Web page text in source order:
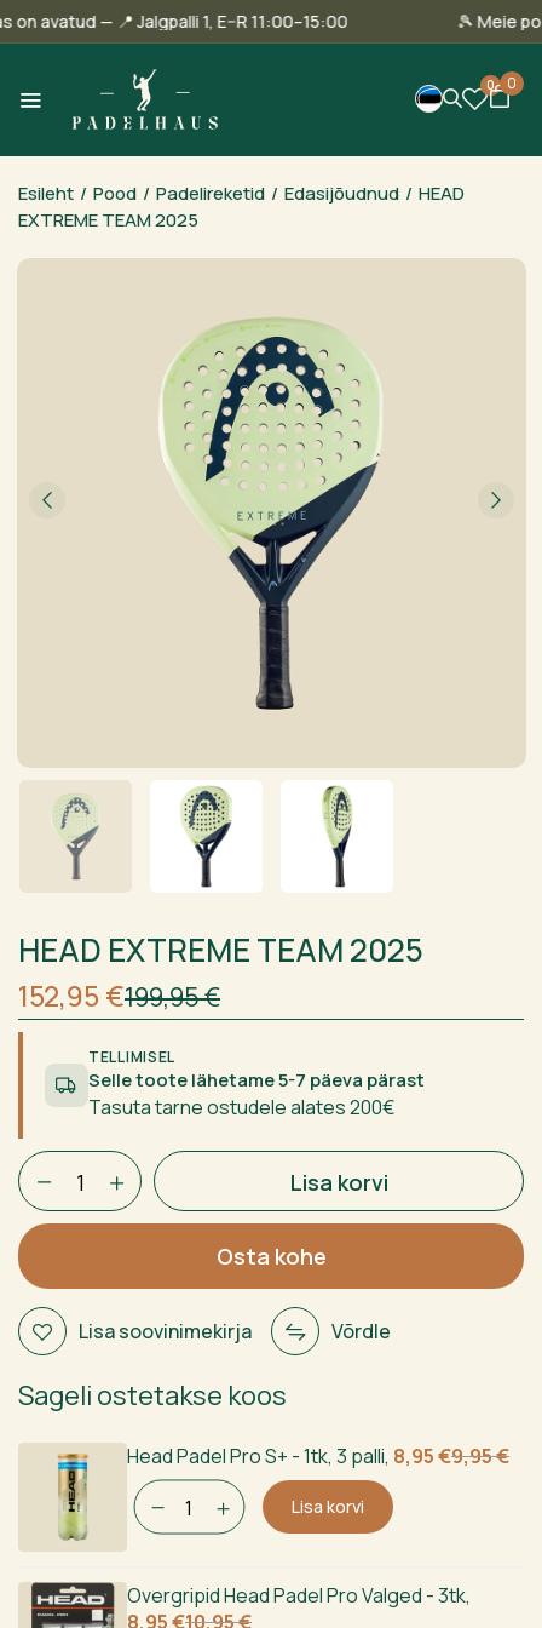
on avatud — 📍 Jalgpalli 1, E–R 11:00–15:00 🎾
0 0
Esileht / Pood / Padelireketid / Edasijõudnud / HEAD
EXTREME TEAM 2025
HEAD EXTREME TEAM 2025
199,95€
Algne
hind
oli:199,95 €.
152,95 €
Current
price
is:152,95 €.TELLIMISEL
Selle toote lähetame 5-7 päeva pärast
Tasuta tarne ostudele alates 200€
HEAD
EXTREME
TEAM
2025
kogus
Lisa korvi
Osta kohe
Lisa soovinimekirja Võrdle
Sageli ostetakse koos
Head Padel Pro S+ - 1tk, 3 palli, 9,95€
Algne
oli:
8,95€
Current
is:
Lisa korvi
Overgripid Head Padel Pro Valged - 3tk,
10,95€
Algne
8,95€
Current